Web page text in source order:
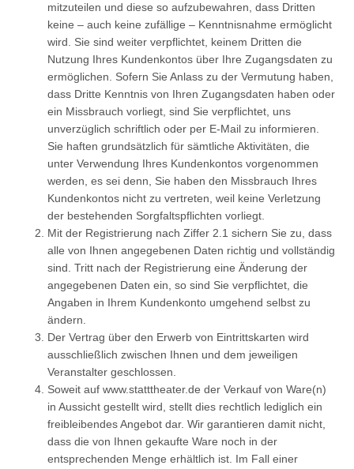
mitzuteilen und diese so aufzubewahren, dass Dritten
keine – auch keine zufällige – Kenntnisnahme ermöglicht
wird. Sie sind weiter verpflichtet, keinem Dritten die
Nutzung Ihres Kundenkontos über Ihre Zugangsdaten zu
ermöglichen. Sofern Sie Anlass zu der Vermutung haben,
dass Dritte Kenntnis von Ihren Zugangsdaten haben oder
ein Missbrauch vorliegt, sind Sie verpflichtet, uns
unverzüglich schriftlich oder per E-Mail zu informieren.
Sie haften grundsätzlich für sämtliche Aktivitäten, die
unter Verwendung Ihres Kundenkontos vorgenommen
werden, es sei denn, Sie haben den Missbrauch Ihres
Kundenkontos nicht zu vertreten, weil keine Verletzung
der bestehenden Sorgfaltspflichten vorliegt.
Mit der Registrierung nach Ziffer 2.1 sichern Sie zu, dass
alle von Ihnen angegebenen Daten richtig und vollständig
sind. Tritt nach der Registrierung eine Änderung der
angegebenen Daten ein, so sind Sie verpflichtet, die
Angaben in Ihrem Kundenkonto umgehend selbst zu
ändern.
Der Vertrag über den Erwerb von Eintrittskarten wird
ausschließlich zwischen Ihnen und dem jeweiligen
Veranstalter geschlossen.
Soweit auf www.statttheater.de der Verkauf von Ware(n)
in Aussicht gestellt wird, stellt dies rechtlich lediglich ein
freibleibendes Angebot dar. Wir garantieren damit nicht,
dass die von Ihnen gekaufte Ware noch in der
entsprechenden Menge erhältlich ist. Im Fall einer